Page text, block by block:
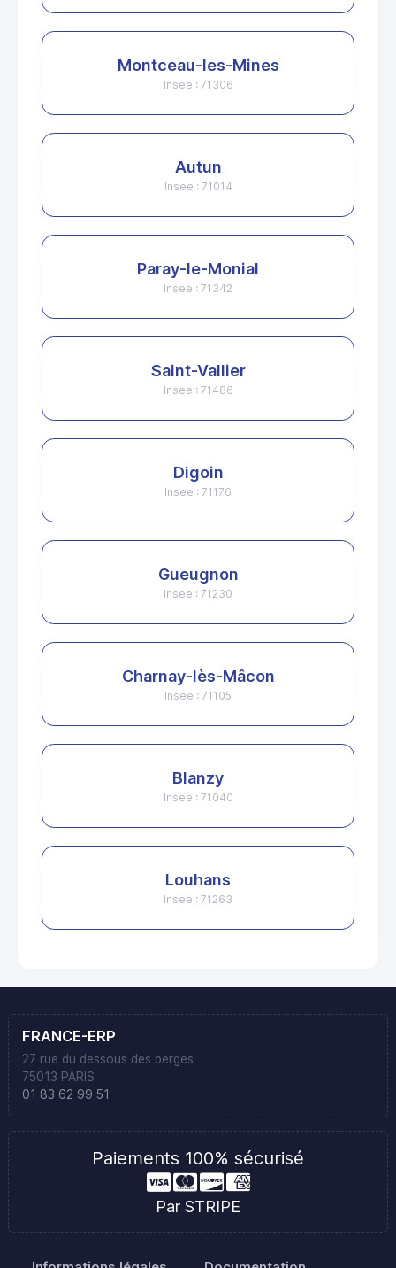
Montceau-les-Mines
Insee : 71306
Autun
Insee : 71014
Paray-le-Monial
Insee : 71342
Saint-Vallier
Insee : 71486
Digoin
Insee : 71176
Gueugnon
Insee : 71230
Charnay-lès-Mâcon
Insee : 71105
Blanzy
Insee : 71040
Louhans
Insee : 71263
FRANCE-ERP
27 rue du dessous des berges
75013 PARIS
01 83 62 99 51
Paiements 100% sécurisé
Par STRIPE